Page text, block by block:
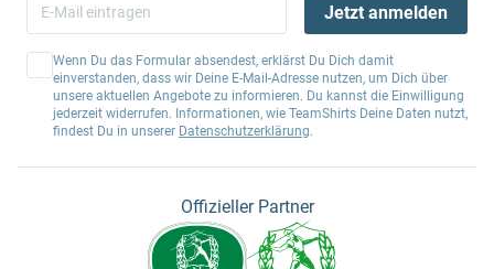
Jetzt anmelden
Wenn Du das Formular absendest, erklärst Du Dich damit
einverstanden, dass wir Deine E-Mail-Adresse nutzen, um Dich über
unsere aktuellen Angebote zu informieren. Du kannst die Einwilligung
jederzeit widerrufen. Informationen, wie TeamShirts Deine Daten nutzt,
findest Du in unserer Datenschutzerklärung.
Offizieller Partner